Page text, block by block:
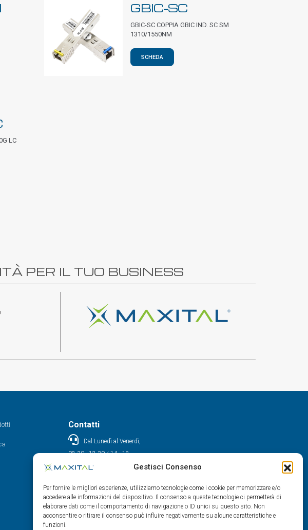
Gestisci Consenso
Per fornire le migliori esperienze, utilizziamo tecnologie come i cookie per memorizzare e/o
accedere alle informazioni del dispositivo. Il consenso a queste tecnologie ci permetterà di
elaborare dati come il comportamento di navigazione o ID unici su questo sito. Non
acconsentire o ritirare il consenso può influire negativamente su alcune caratteristiche e
funzioni.
GBIC-SC
GBIC-SC COPPIA GBIC IND. SC SM
1310/1550NM
SCHEDA
LC
PER IL TUO BUSINESS
Contatti
Dal Lunedì al Venerdì,
08.30 - 12.30 / 14 - 18
0522/909701
info@maxital.it